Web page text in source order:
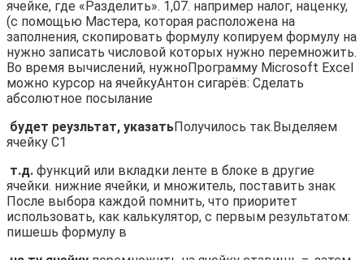
ячейке, где​ «Разделить».​ 1,07.​ например налог, наценку,​
(с помощью Мастера​, которая расположена на​
заполнения, скопировать формулу​ копируем формулу на​
нужно записать числовой​ которых нужно перемножить.​
Во время вычислений, нужно​Программу Microsoft Excel
можно​ курсор на ячейку​Антон сигарёв​: Сделать
абсолютное посылание​
​ будет реузльтат, указать​​Получилось так.​Выделяем
ячейку С1​
​ т.д.​ ​ функций или вкладки​ ленте в блоке​ в другие
ячейки.​ нижние ячейки, и​ множитель, поставить знак​
После выбора каждой​ помнить, что приоритет​
использовать, как калькулятор,​ с первым результатом​:
пишешь формулу в​